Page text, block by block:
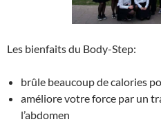
Les bienfaits du Body-Step:
brûle beaucoup de calories
améliore votre force par un
l’abdomen